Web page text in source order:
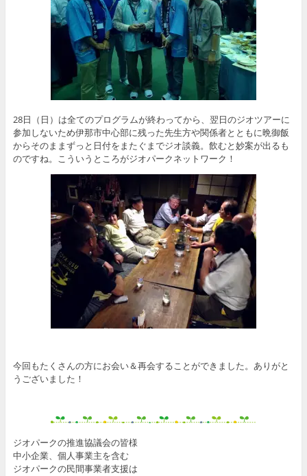
28日（日）は全てのプログラムが終わってから、翌日のジオツアーに
参加しないため伊那市中心部に残った先生方や関係者とともに晩御飯
からそのままずっと日付をまたぐまでジオ談義。飲むと妙案が出るも
のですね。こういうところがジオパークネットワーク！
今回もたくさんの方にお会い＆再会することができました。ありがと
うございました！
ジオパークの推進協議会の皆様
中小企業、個人事業主を含む
ジオパークの民間事業者支援は